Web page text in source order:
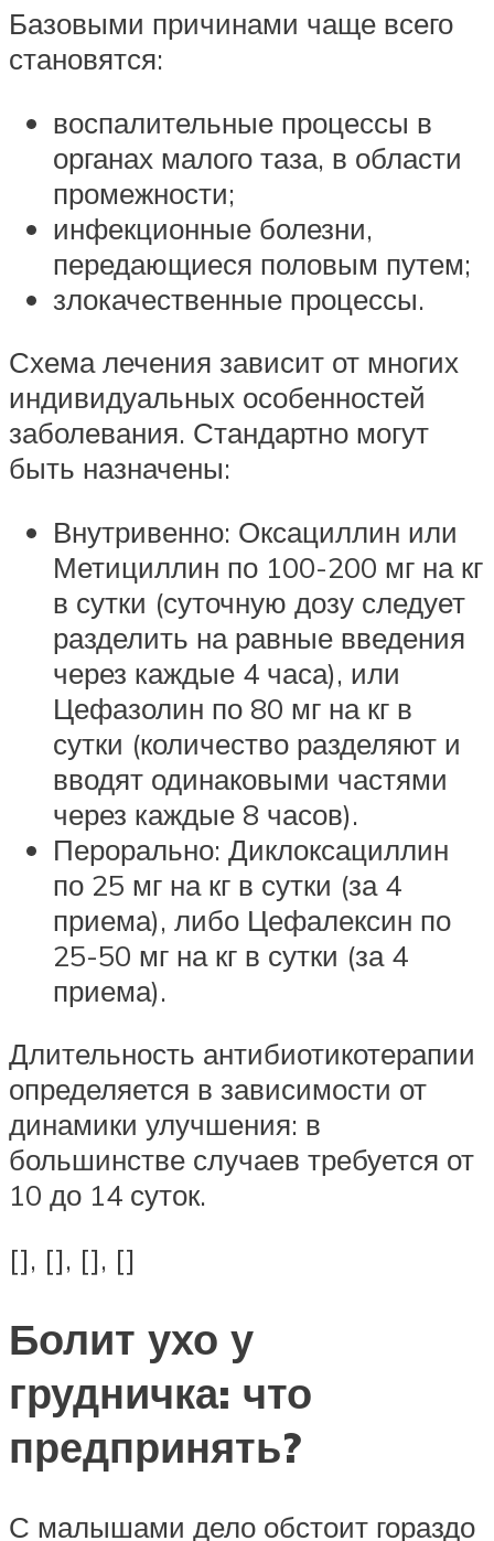
Базовыми причинами чаще всего
становятся:
воспалительные процессы в
органах малого таза, в области
промежности;
инфекционные болезни,
передающиеся половым путем;
злокачественные процессы.
Схема лечения зависит от многих
индивидуальных особенностей
заболевания. Стандартно могут
быть назначены:
Внутривенно: Оксациллин или
Метициллин по 100-200 мг на кг
в сутки (суточную дозу следует
разделить на равные введения
через каждые 4 часа), или
Цефазолин по 80 мг на кг в
сутки (количество разделяют и
вводят одинаковыми частями
через каждые 8 часов).
Перорально: Диклоксациллин
по 25 мг на кг в сутки (за 4
приема), либо Цефалексин по
25-50 мг на кг в сутки (за 4
приема).
Длительность антибиотикотерапии
определяется в зависимости от
динамики улучшения: в
большинстве случаев требуется от
10 до 14 суток.
[], [], [], []
Болит ухо у
грудничка: что
предпринять?
С малышами дело обстоит гораздо